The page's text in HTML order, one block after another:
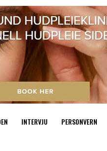
INTERVJU PERSONVERN